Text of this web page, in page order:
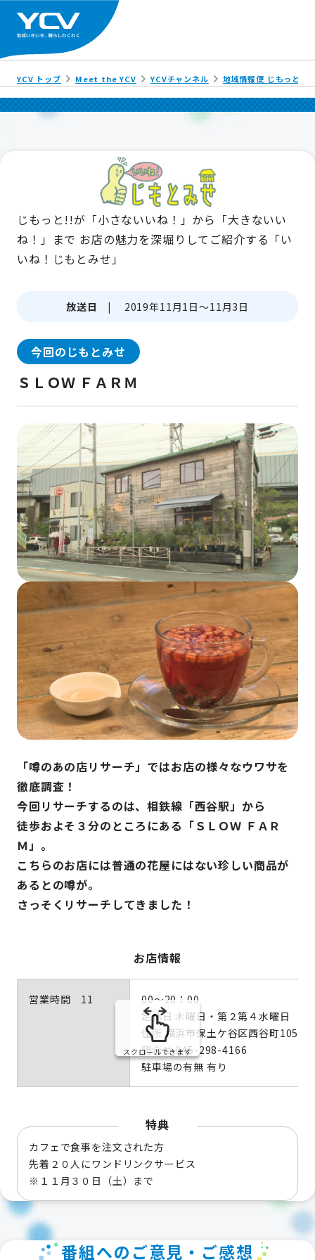
YCV トップ Meet the YCV YCVチャンネル 地域情報便 じもっと!!
じもっと!!が「小さないいね！」から「大きないい
ね！」まで お店の魅力を深堀りしてご紹介する「い
いね！じもとみせ」
放送日 | 2019年11月1日～11月3日
今回のじもとみせ
ＳＬＯＷ ＦＡＲＭ
「噂のあの店リサーチ」ではお店の様々なウワサを
徹底調査！
今回リサーチするのは、相鉄線「西谷駅」から
徒歩およそ３分のところにある「ＳＬＯＷ ＦＡＲ
Ｍ」。
こちらのお店には普通の花屋にはない珍しい商品が
あるとの噂が。
さっそくリサーチしてきました！
お店情報
営業時間 11
00～20：00
定休日 木曜日・第２第４水曜日
住所 横浜市保土ケ谷区西谷町1057
問合せ 045-298-4166
駐車場の有無 有り
スクロールできます
特典
カフェで食事を注文された方
先着２０人にワンドリンクサービス
※１１月３０日（土）まで
番組へのご意見・ご感想